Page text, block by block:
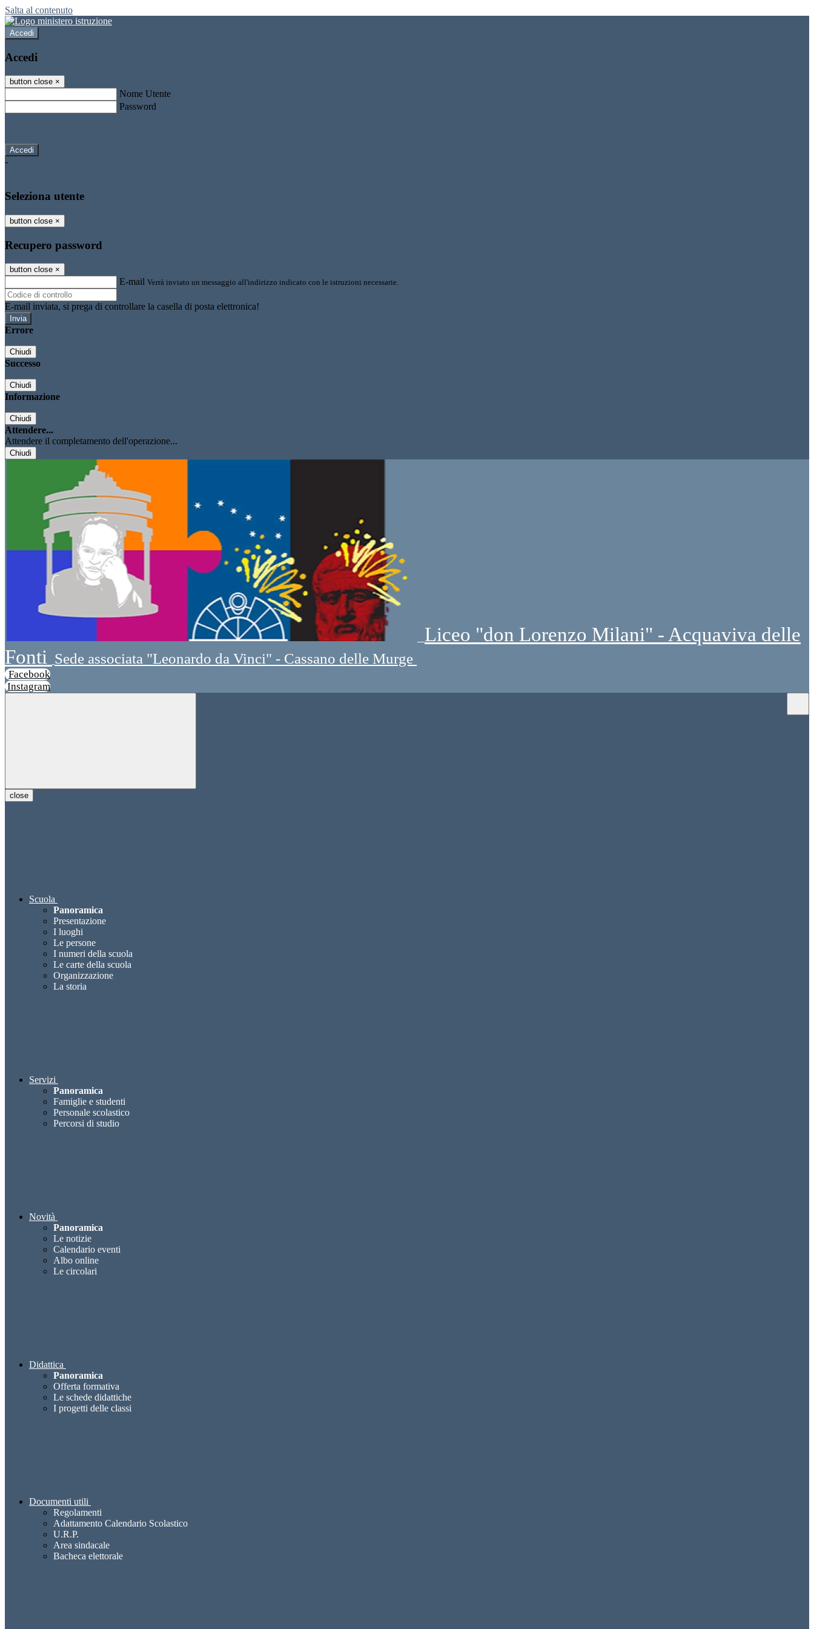
Salta al contenuto
Accedi
Accedi
button close ×
Nome Utente
Password
-
Seleziona utente
button close ×
Recupero password
button close ×
E-mail Verrà inviato un messaggio all'indirizzo indicato con le istruzioni necessarie.
E-mail inviata, si prega di controllare la casella di posta elettronica!
Errore
Chiudi
Successo
Chiudi
Informazione
Chiudi
Attendere...
Attendere il completamento dell'operazione...
Chiudi
Liceo "don Lorenzo Milani" - Acquaviva delle
Fonti Sede associata "Leonardo da Vinci" - Cassano delle Murge
Facebook
Instagram
close
Scuola
Panoramica
Presentazione
I luoghi
Le persone
I numeri della scuola
Le carte della scuola
Organizzazione
La storia
Servizi
Panoramica
Famiglie e studenti
Personale scolastico
Percorsi di studio
Novità
Panoramica
Le notizie
Calendario eventi
Albo online
Le circolari
Didattica
Panoramica
Offerta formativa
Le schede didattiche
I progetti delle classi
Documenti utili
Regolamenti
Adattamento Calendario Scolastico
U.R.P.
Area sindacale
Bacheca elettorale